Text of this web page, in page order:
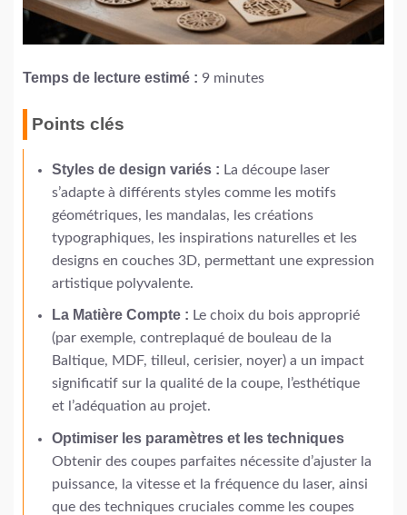
Temps de lecture estimé : 9 minutes
Points clés
Styles de design variés : La découpe laser
s’adapte à différents styles comme les motifs
géométriques, les mandalas, les créations
typographiques, les inspirations naturelles et les
designs en couches 3D, permettant une expression
artistique polyvalente.
La Matière Compte : Le choix du bois approprié
(par exemple, contreplaqué de bouleau de la
Baltique, MDF, tilleul, cerisier, noyer) a un impact
significatif sur la qualité de la coupe, l’esthétique
et l’adéquation au projet.
Optimiser les paramètres et les techniques
Obtenir des coupes parfaites nécessite d’ajuster la
puissance, la vitesse et la fréquence du laser, ainsi
que des techniques cruciales comme les coupes